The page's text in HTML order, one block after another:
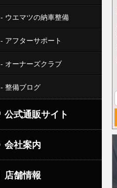
- ウエマツの納車整備
- アフターサポート
- オーナーズクラブ
- 整備ブログ
公式通販サイト
会社案内
店舗情報